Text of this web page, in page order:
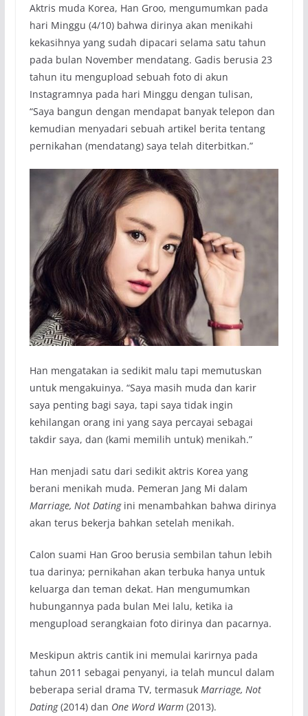
Aktris muda Korea, Han Groo, mengumumkan pada
hari Minggu (4/10) bahwa dirinya akan menikahi
kekasihnya yang sudah dipacari selama satu tahun
pada bulan November mendatang. Gadis berusia 23
tahun itu mengupload sebuah foto di akun
Instagramnya pada hari Minggu dengan tulisan,
“Saya bangun dengan mendapat banyak telepon dan
kemudian menyadari sebuah artikel berita tentang
pernikahan (mendatang) saya telah diterbitkan.”
Han mengatakan ia sedikit malu tapi memutuskan
untuk mengakuinya. “Saya masih muda dan karir
saya penting bagi saya, tapi saya tidak ingin
kehilangan orang ini yang saya percayai sebagai
takdir saya, dan (kami memilih untuk) menikah.”
Han menjadi satu dari sedikit aktris Korea yang
berani menikah muda. Pemeran Jang Mi dalam
Marriage, Not Datingini menambahkan bahwa dirinya
akan terus bekerja bahkan setelah menikah.
Calon suami Han Groo berusia sembilan tahun lebih
tua darinya; pernikahan akan terbuka hanya untuk
keluarga dan teman dekat. Han mengumumkan
hubungannya pada bulan Mei lalu, ketika ia
mengupload serangkaian foto dirinya dan pacarnya.
Meskipun aktris cantik ini memulai karirnya pada
tahun 2011 sebagai penyanyi, ia telah muncul dalam
beberapa serial drama TV, termasuk Marriage, Not
Dating(2014) dan One Word Warm(2013).